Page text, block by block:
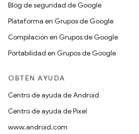
Blog de seguridad de Google
Plataforma en Grupos de Google
Compilación en Grupos de Google
Portabilidad en Grupos de Google
OBTÉN AYUDA
Centro de ayuda de Android
Centro de ayuda de Pixel
www.android.com